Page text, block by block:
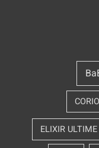
ELIXIR ULTIME